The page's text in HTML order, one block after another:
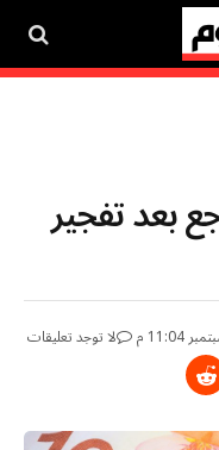
بعد تفجير
لا توجد تعليقات